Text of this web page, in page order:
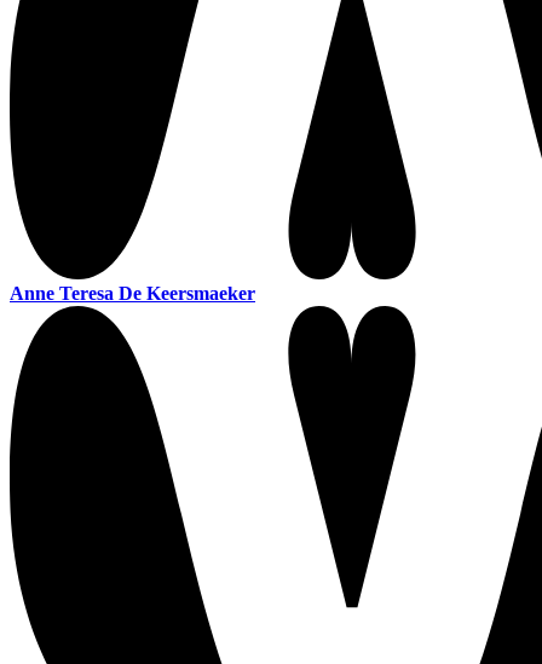
Anne Teresa De Keersmaeker